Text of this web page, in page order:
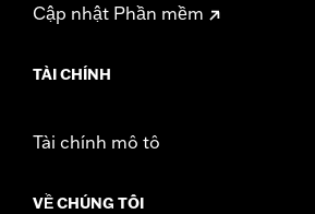
Cập nhật Phần mềm
TÀI CHÍNH
Tài chính mô tô
VỀ CHÚNG TÔI